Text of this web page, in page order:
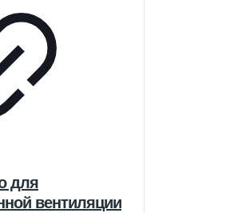
для
вентиляции